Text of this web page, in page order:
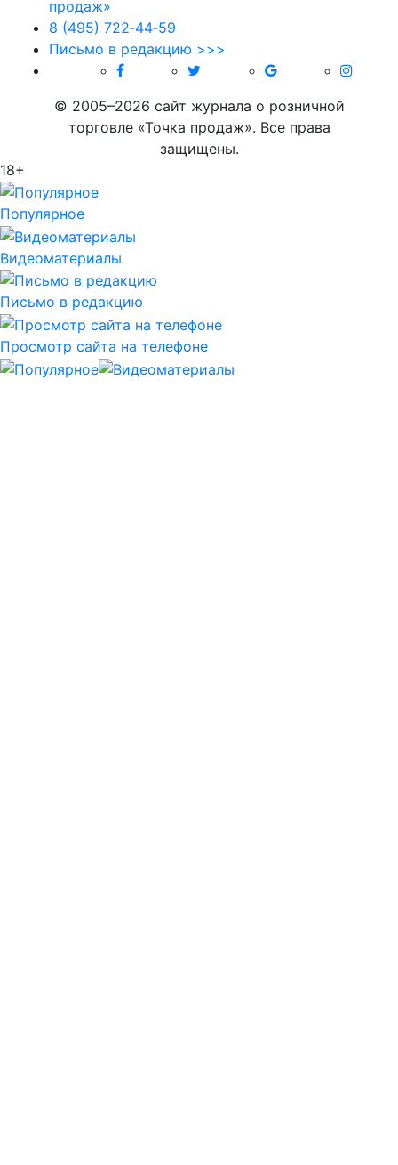
8 (495) 722‑44‑59
Письмо в редакцию >>>
© 2005–2026 сайт журнала о розничной
торговле «Точка продаж». Все права
защищены.
18+
Популярное
Видеоматериалы
Письмо в редакцию
Просмотр сайта на телефоне